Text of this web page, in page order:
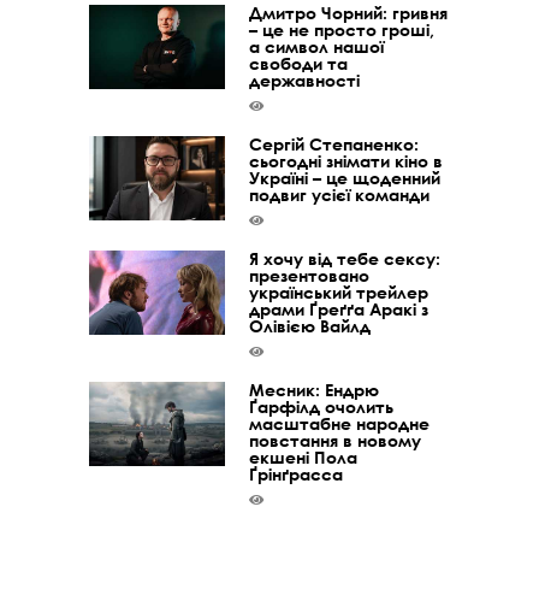
Дмитро Чорний: гривня
– це не просто гроші,
а символ нашої
свободи та
державності
Сергій Степаненко:
сьогодні знімати кіно в
Україні – це щоденний
подвиг усієї команди
Я хочу від тебе сексу:
презентовано
український трейлер
драми Ґреґґа Аракі з
Олівією Вайлд
Месник: Ендрю
Ґарфілд очолить
масштабне народне
повстання в новому
екшені Пола
Ґрінґрасса